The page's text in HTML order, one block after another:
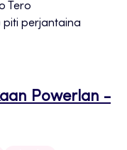
Tero
piti perjantaina
Powerlan -